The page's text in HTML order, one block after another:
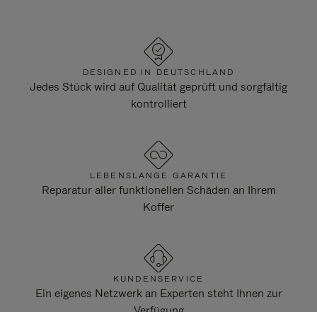
DESIGNED IN DEUTSCHLAND
Jedes Stück wird auf Qualität geprüft und sorgfältig
kontrolliert
LEBENSLANGE GARANTIE
Reparatur aller funktionellen Schäden an Ihrem
Koffer
KUNDENSERVICE
Ein eigenes Netzwerk an Experten steht Ihnen zur